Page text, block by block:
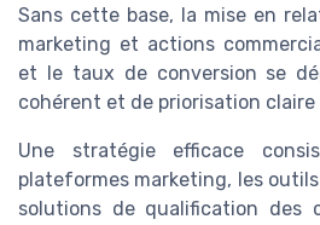
Sans cette base, la mise en
marketing et actions
et le taux de conversion se
cohérent et de priorisation claire
Une stratégie efficace
plateformes marketing, les
solutions de qualification des